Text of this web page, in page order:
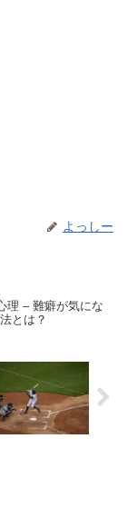
よっしー
理 – 難癖が気にな
とは？